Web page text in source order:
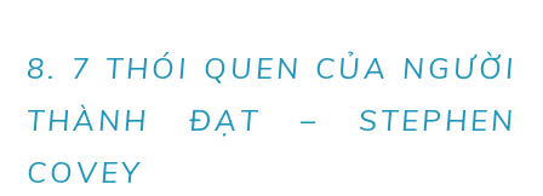
8. 7 THÓI QUEN CỦA NGƯỜI
THÀNH ĐẠT – STEPHEN
COVEY